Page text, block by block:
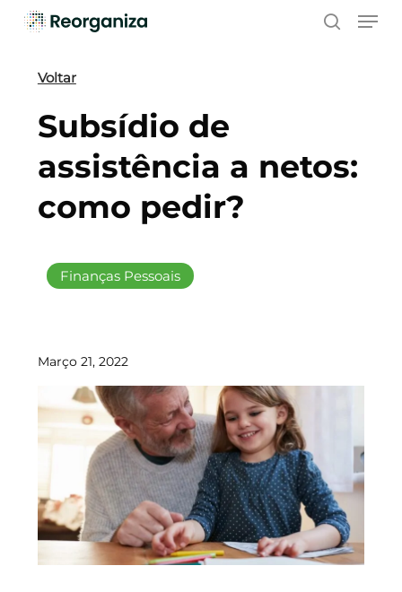
Skip
contentVoltar
Finanças Pessoais
Subsídio de
assistência a netos:
como pedir?
Março 21, 2022